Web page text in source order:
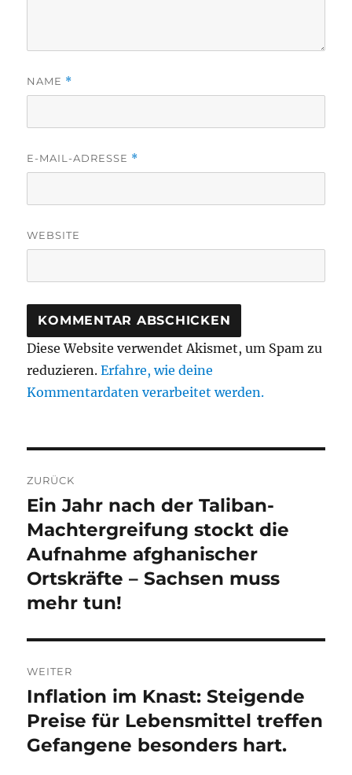
NAME *
E-MAIL-ADRESSE *
WEBSITE
Diese Website verwendet Akismet, um Spam zu
reduzieren.Erfahre, wie deine
Kommentardaten verarbeitet werden.
ZURÜCK
Vorheriger
Beitrag:
Ein Jahr nach der Taliban-
Machtergreifung stockt die
Aufnahme afghanischer
Ortskräfte – Sachsen muss
mehr tun!
WEITER
Nächster
Beitrag:
Inflation im Knast: Steigende
Preise für Lebensmittel treffen
Gefangene besonders hart.